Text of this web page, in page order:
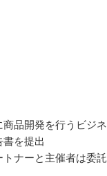
品開発を行うビジ
を提出
ナーと主催者は委